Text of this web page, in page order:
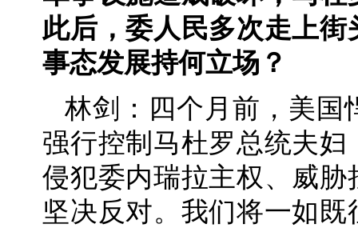
此后，委人民多次走上
事态发展持何立场？
林剑：四个月前，美国
强行控制马杜罗总统夫
侵犯委内瑞拉主权、威
坚决反对。我们将一如